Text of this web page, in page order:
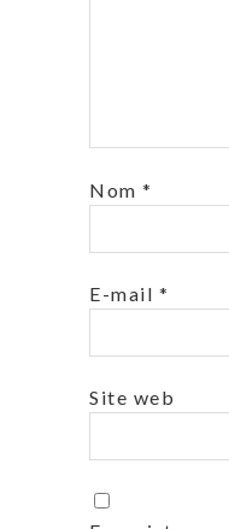
Nom *
E-mail *
Site web